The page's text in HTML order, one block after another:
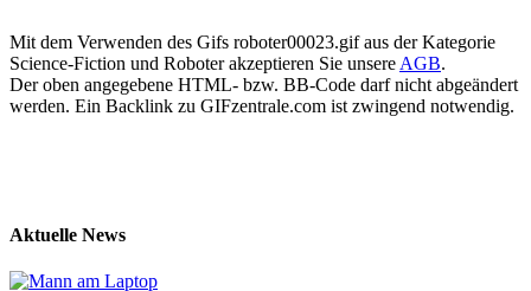
Mit dem Verwenden des Gifs roboter00023.gif aus der Kategorie
Science-Fiction und Roboter akzeptieren Sie unsere AGB.
Der oben angegebene HTML- bzw. BB-Code darf nicht abgeändert
werden. Ein Backlink zu GIFzentrale.com ist zwingend notwendig.
Aktuelle News